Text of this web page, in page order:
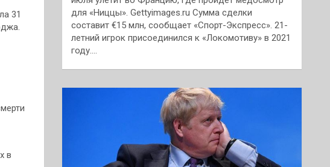
31
в
для «Ниццы». Gettyimages.ru Сумма сделки
составит €15 млн, сообщает «Спорт-Экспресс». 21-
летний игрок присоединился к «Локомотиву» в 2021
году.…